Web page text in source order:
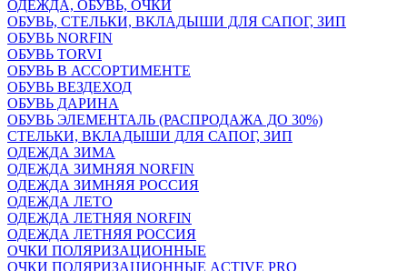
ОДЕЖДА, ОБУВЬ, ОЧКИ
ОБУВЬ, СТЕЛЬКИ, ВКЛАДЫШИ ДЛЯ САПОГ, ЗИП
ОБУВЬ NORFIN
ОБУВЬ TORVI
ОБУВЬ В АССОРТИМЕНТЕ
ОБУВЬ ВЕЗДЕХОД
ОБУВЬ ДАРИНА
ОБУВЬ ЭЛЕМЕНТАЛЬ (РАСПРОДАЖА ДО 30%)
СТЕЛЬКИ, ВКЛАДЫШИ ДЛЯ САПОГ, ЗИП
ОДЕЖДА ЗИМА
ОДЕЖДА ЗИМНЯЯ NORFIN
ОДЕЖДА ЗИМНЯЯ РОССИЯ
ОДЕЖДА ЛЕТО
ОДЕЖДА ЛЕТНЯЯ NORFIN
ОДЕЖДА ЛЕТНЯЯ РОССИЯ
ОЧКИ ПОЛЯРИЗАЦИОННЫЕ
ОЧКИ ПОЛЯРИЗАЦИОННЫЕ ACTIVE PRO